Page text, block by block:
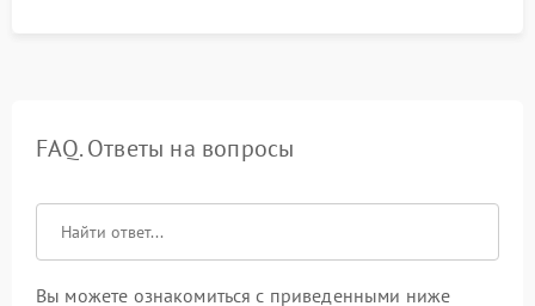
FAQ. Ответы на вопросы
Вы можете ознакомиться с приведенными ниже